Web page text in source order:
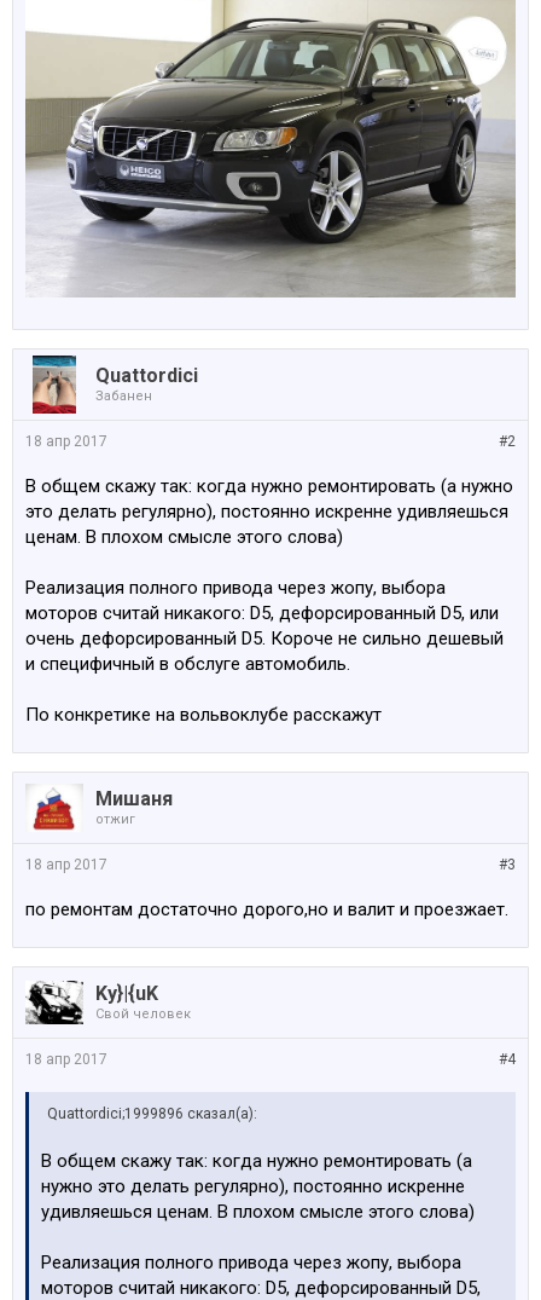
Quattordici
Забанен
#2
18 апр 2017
В общем скажу так: когда нужно ремонтировать (а нужно
это делать регулярно), постоянно искренне удивляешься
ценам. В плохом смысле этого слова)
Реализация полного привода через жопу, выбора
моторов считай никакого: D5, дефорсированный D5, или
очень дефорсированный D5. Короче не сильно дешевый
и специфичный в обслуге автомобиль.
По конкретике на вольвоклубе расскажут
Мишаня
отжиг
#3
18 апр 2017
по ремонтам достаточно дорого,но и валит и проезжает.
Ky}|{uK
Свой человек
#4
18 апр 2017
Quattordici;1999896 сказал(а):
В общем скажу так: когда нужно ремонтировать (а
нужно это делать регулярно), постоянно искренне
удивляешься ценам. В плохом смысле этого слова)
Реализация полного привода через жопу, выбора
моторов считай никакого: D5, дефорсированный D5,